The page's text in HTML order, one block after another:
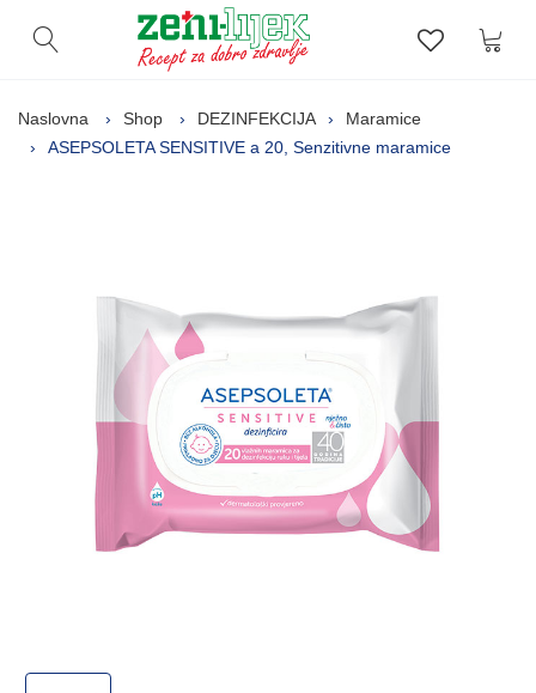
Otvori pretragu Lista
Naslovna Shop DEZINFEKCIJA
Maramice
ASEPSOLETA SENSITIVE a 20, Senzitivne maramice